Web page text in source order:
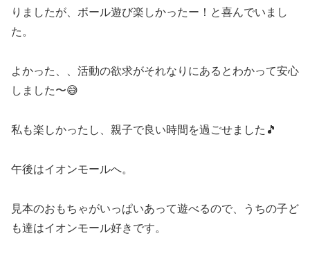
りましたが、ボール遊び楽しかったー！と喜んでいまし
た。
よかった、、活動の欲求がそれなりにあるとわかって安心
しました〜😅
私も楽しかったし、親子で良い時間を過ごせました🎵
午後はイオンモールへ。
見本のおもちゃがいっぱいあって遊べるので、うちの子ど
も達はイオンモール好きです。